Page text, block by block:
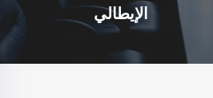
الإيطالي